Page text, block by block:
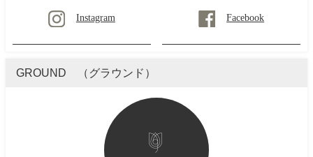
Instagram Facebook
GROUND （グラウンド）